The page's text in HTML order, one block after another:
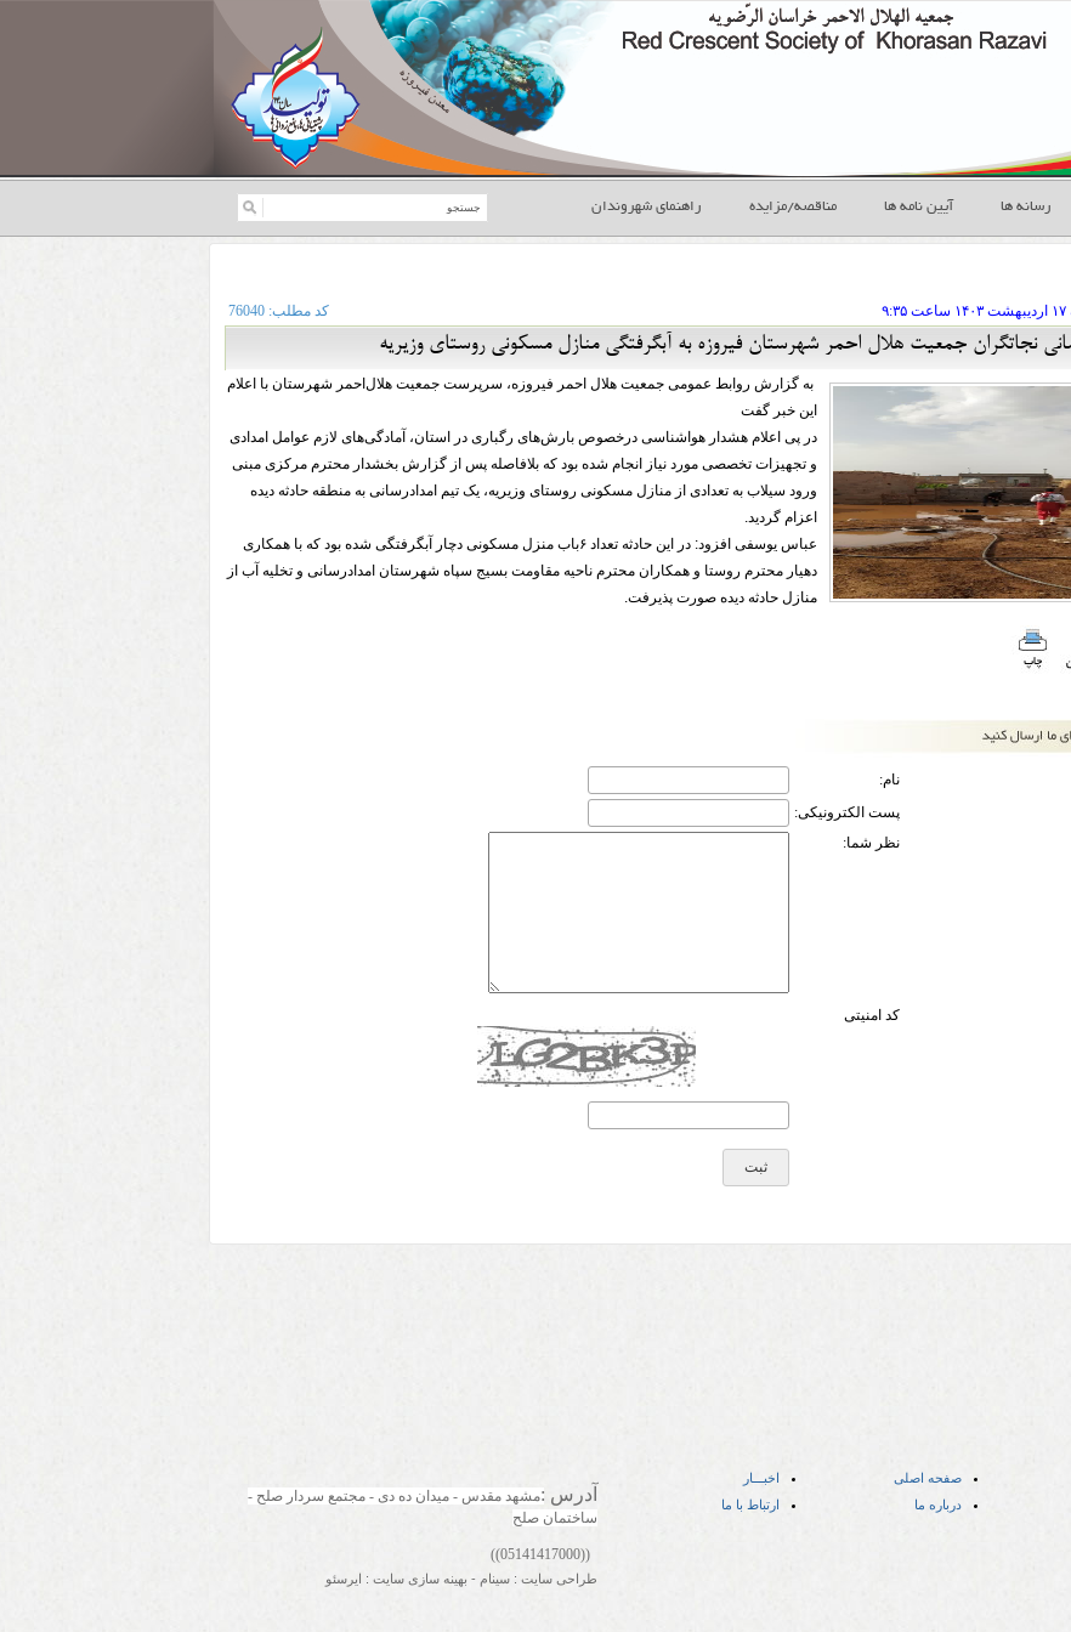
رسانه ها آیین نامه ها مناقصه/مزایده راهنمای شهروندان
ساعت ۹:۳۵ کد مطلب: 76040
نجاتگران جمعیت هلال احمر شهرستان فیروزه به آبگرفتگی منازل مسکونی روستای وزیریه
به گزارش روابط عمومی جمعیت هلال احمر فیروزه، سرپرست جمعیت هلال‌احمر شهرستان با اعلام
این خبر گفت
در پی اعلام هشدار هواشناسی درخصوص بارش‌های رگباری در استان، آمادگی‌های لازم عوامل امدادی
و تجهیزات تخصصی مورد نیاز انجام شده بود که بلافاصله پس از گزارش بخشدار محترم مرکزی مبنی
ورود سیلاب به تعدادی از منازل مسکونی روستای وزیریه، یک تیم امدادرسانی به منطقه حادثه دیده
اعزام گردید.
عباس یوسفی افزود: در این حادثه تعداد ۶باب منزل مسکونی دچار آبگرفتگی شده بود که با همکاری
دهیار محترم روستا و همکاران محترم ناحیه مقاومت بسیج سپاه شهرستان امدادرسانی و تخلیه آب از
منازل حادثه دیده صورت پذیرفت.
نام:
پست الکترونیکی:
نظر شما:
کد امنیتی
صفحه اصلی
اخبـــار
درباره ما
ارتباط با ما آدرس :
ساختمان صلح
((05141417000))
طراحی سایت : سینام - بهینه سازی سایت : ایرسئو